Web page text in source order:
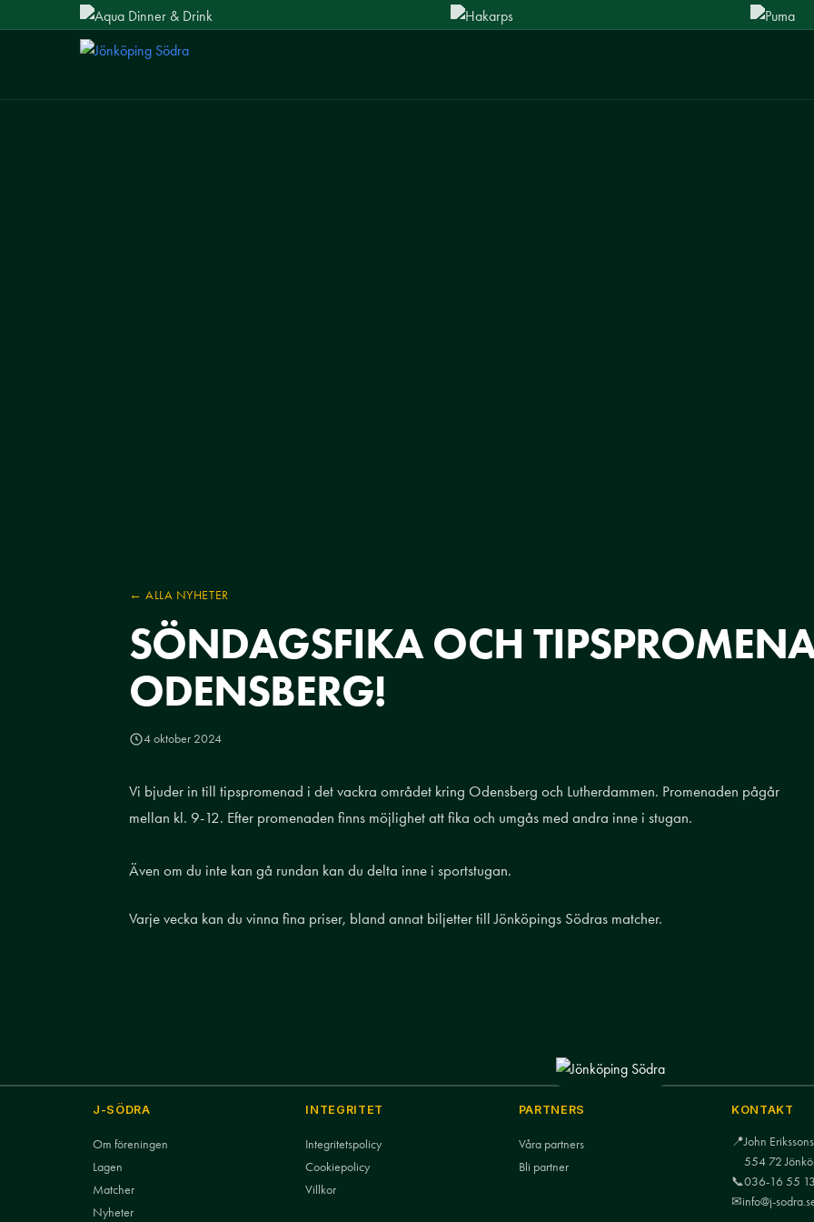
← ALLA NYHETER
SÖNDAGSFIKA OCH
ODENSBERG!
4 oktober 2024
Vi bjuder in till tipspromenad i det vackra området kring Odensberg och Lutherdammen. Promenaden pågår
mellan kl. 9-12. Efter promenaden finns möjlighet att fika och umgås med andra inne i stugan.
Även om du inte kan gå rundan kan du delta inne i sportstugan.
Varje vecka kan du vinna fina priser, bland annat biljetter till Jönköpings Södras matcher.
J-SÖDRA
Om föreningen
Lagen
Matcher
Nyheter
INTEGRITET
Integritetspolicy
Cookiepolicy
Villkor
PARTNERS
Våra partners
Bli partner
KONTAKT
📍John
554 72
📞036-16 55
✉info@j-